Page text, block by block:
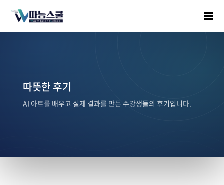
따뜻한 후기
AI 아트를 배우고 실제 결과를 만든 수강생들의 후기입니다.